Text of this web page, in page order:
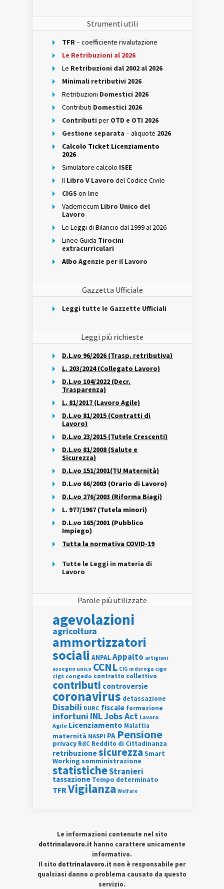
Strumenti utili
TFR – coefficiente rivalutazione
Le Retribuzioni al 2026
Le Retribuzioni dal 2002 al 2026
Minimali retributivi 2026
Retribuzioni Domestici 2026
Contributi Domestici 2026
Contributi per OTD e OTI 2026
Gestione separata – aliquote 2026
Calcolo Ticket Licenziamento
2026
Simulatore calcolo ISEE
Il Libro V Lavoro del Codice Civile
CIGS on-line
Vademecum Libro Unico del
Lavoro
Le Leggi di Bilancio dal 1999 al 2026
Linee Guida Tirocini
extracurriculari
Albo Agenzie per il Lavoro
Gazzetta Ufficiale
Leggi tutte le Gazzette Ufficiali
Leggi più richieste
D.L.vo 96/2026 (Trasp. retributiva)
L. 203/2024 (Collegato Lavoro)
D.L.vo 104/2022 (Decr.
Trasparenza)
L. 81/2017 (Lavoro Agile)
D.L.vo 81/2015 (Contratti di
Lavoro)
D.L.vo 23/2015 (Tutele Crescenti)
D.L.vo 81/2008 (Salute e
Sicurezza)
D.L.vo 151/2001(TU Maternità)
D.L.vo 66/2003 (Orario di Lavoro)
D.L.vo 276/2003 (Riforma Biagi)
L. 977/1967 (Tutela minori)
D.L.vo 165/2001 (Pubblico
Impiego)
Tutta la normativa COVID-19
Tutte le Leggi in materia di
Lavoro
Parole più utilizzate
agevolazioni
agricoltura
ammortizzatori
sociali ANPALAppalto artigiani
assegno unico CCNL CIG in deroga cigo
cigs congedo contratto collettivo
contributi controversie
coronavirus detassazione
Disabili DURC fiscale formazione
infortuni INLJobs Act Lavoro
Agile Licenziamento Malattia
maternità NASPI PA Pensione
privacy RdC Reddito di Cittadinanza
retribuzionesicurezza Smart
Working somministrazione
statisticheStranieri
tassazione Tempo determinato
TFR Vigilanza Welfare
Le informazioni contenute nel sito
dottrinalavoro.it hanno carattere unicamente
informativo.
Il sito dottrinalavoro.it non è responsabile per
qualsiasi danno o problema causato da questo
servizio.